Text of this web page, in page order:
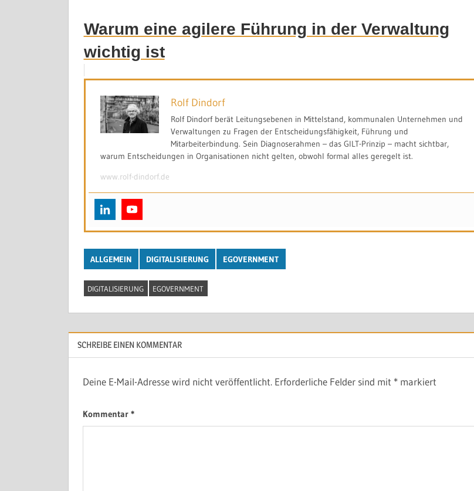
Warum eine agilere Führung in der Verwaltung
wichtig ist
Rolf Dindorf
Rolf Dindorf berät Leitungsebenen in Mittelstand, kommunalen Unternehmen und
Verwaltungen zu Fragen der Entscheidungsfähigkeit, Führung und
Mitarbeiterbindung. Sein Diagnoserahmen – das GILT-Prinzip – macht sichtbar,
warum Entscheidungen in Organisationen nicht gelten, obwohl formal alles geregelt ist.
www.rolf-dindorf.de
ALLGEMEIN DIGITALISIERUNG EGOVERNMENT
DIGITALISIERUNG EGOVERNMENT
SCHREIBE EINEN KOMMENTAR
Deine E-Mail-Adresse wird nicht veröffentlicht. Erforderliche Felder sind mit * markiert
Kommentar *